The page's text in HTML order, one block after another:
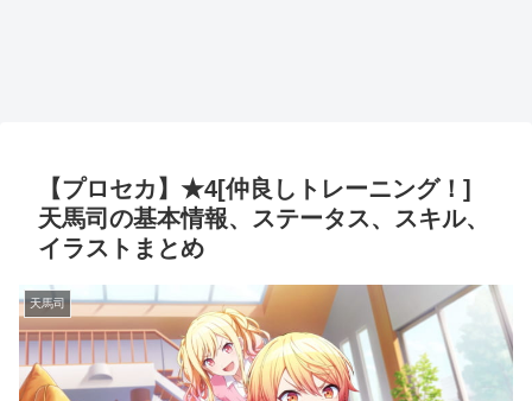
【プロセカ】★4[仲良しトレーニング！]
天馬司の基本情報、ステータス、スキル、
イラストまとめ
天馬司